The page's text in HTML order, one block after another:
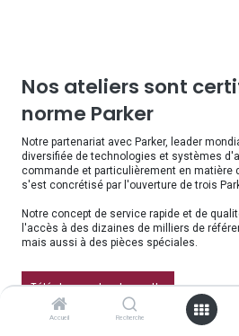
Accueil Recherche
Nos ateliers sont
norme Parker
Notre partenariat avec Parker, leader
diversifiée de technologies et systèmes
commande et particulièrement en matière
s'est concrétisé par l'ouverture de trois
Notre concept de service rapide et de
l'accès à des dizaines de milliers de
mais aussi à des pièces spéciales.
Télécharger la plaquette